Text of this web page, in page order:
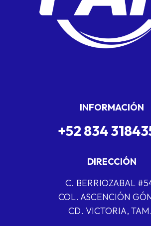
INFORMACIÓN
+52 834
DIRECCIÓN
C. BERRIOZABAL
COL. ASCENCIÓN
CD. VICTORIA,